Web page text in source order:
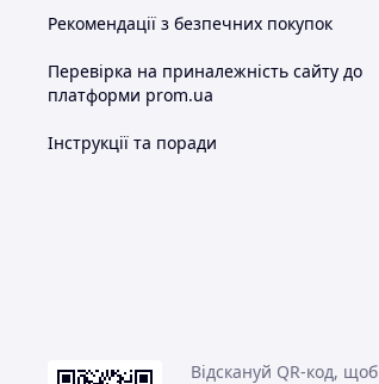
Рекомендації з безпечних покупок
Перевірка на приналежність сайту до
платформи prom.ua
Інструкції та поради
Відскануй QR-код, щоб